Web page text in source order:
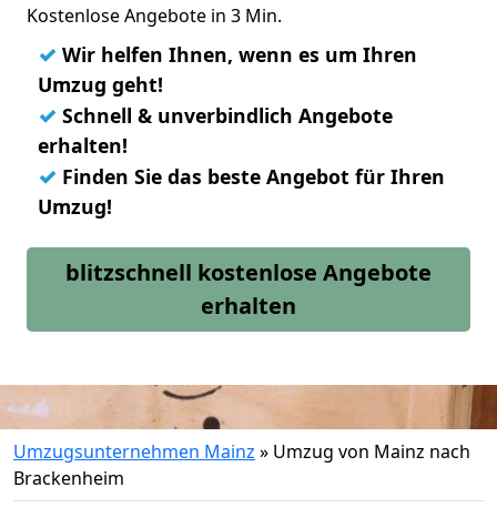
Kostenlose Angebote in 3 Min.
✓ Wir helfen Ihnen, wenn es um Ihren
Umzug geht!
✓ Schnell & unverbindlich Angebote
erhalten!
✓ Finden Sie das beste Angebot für Ihren
Umzug!
blitzschnell kostenlose Angebote
erhalten
Umzugsunternehmen Mainz » Umzug von Mainz nach
Brackenheim